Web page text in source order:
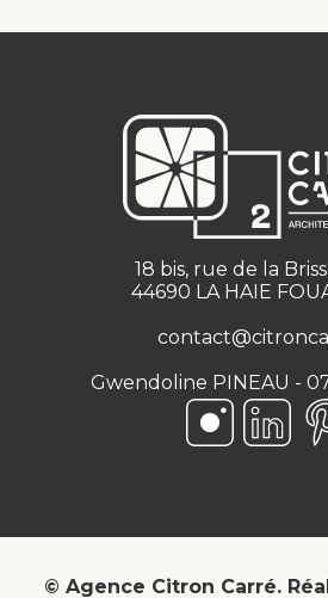
18 bis, rue de la
44690 LA HAIE
Gwendoline PINEAU -
Suivez-nous
Suivez-
© Agence Citron Carré.